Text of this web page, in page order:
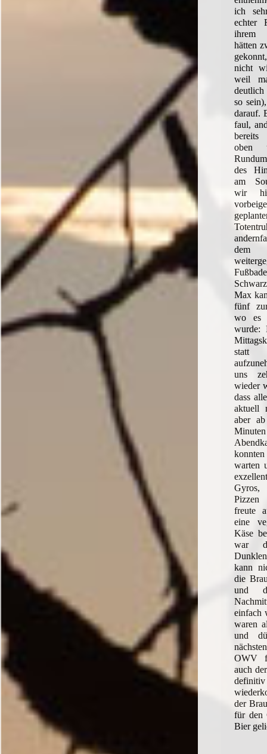
ich
echter
ihrem
hätten
nicht
weil
so
darauf.
faul,
bereits
oben
des
am
wir
dem
Max
fünf
wo es
wurde:
statt
uns
wieder
dass
aktuell
aber
warten
freute
eine
Käse
war
kann
die
und
einfach
waren
und
OWV
auch
der
für den
Bier